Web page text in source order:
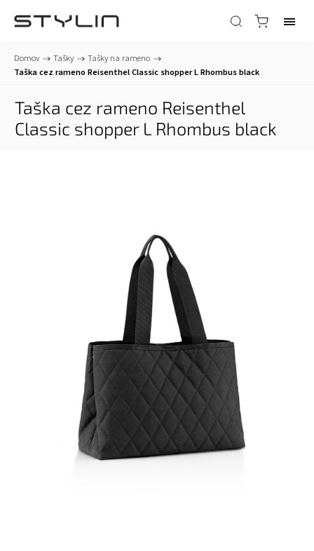
Domov / Tašky / Tašky na rameno /
Taška cez rameno Reisenthel Classic shopper L Rhombus black
Taška cez rameno Reisenthel
Classic shopper L Rhombus black